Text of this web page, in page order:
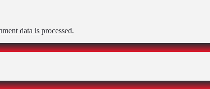
data is processed.